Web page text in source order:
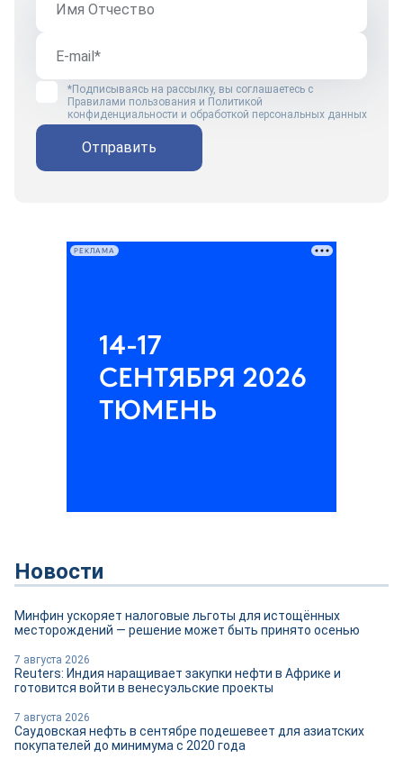
*Подписываясь на рассылку, вы соглашаетесь с
Правилами пользования и Политикой
конфиденциальности и обработкой персональных данных
Отправить
РЕКЛАМА
Новости
Минфин ускоряет налоговые льготы для истощённых
месторождений — решение может быть принято осенью
7 августа 2026
Reuters: Индия наращивает закупки нефти в Африке и
готовится войти в венесуэльские проекты
7 августа 2026
Саудовская нефть в сентябре подешевеет для азиатских
покупателей до минимума с 2020 года